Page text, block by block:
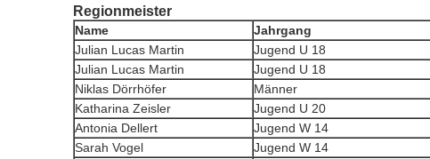
Regionmeister
Name Jahrgang
Julian Lucas Martin
Jugend U 18
Julian Lucas Martin
Jugend U 18
Niklas Dörrhöfer
Männer
Katharina Zeisler
Jugend U 20
Antonia Dellert
Jugend W 14
Sarah Vogel
Jugend W 14